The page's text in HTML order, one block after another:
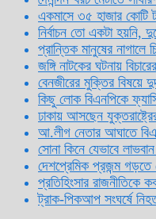
একমাসে ৩৫ হাজার কোটি
নির্বাচন তো একটা হয়নি,
প্রান্তিক মানুষের নাগালে
জঙ্গি নাটকের ঘটনায়
বেনজীরের মুক্তির বিষয়ে
কিছু লোক বিএনপিকে
ঢাকায় আসছেন
আ.লীগ নেতার আঘাতে
সোনা কিনে যেভাবে
দেশপ্রেমিক প্রজন্ম গড়তে
প্রতিহিংসার
ট্রাক-পিকআপ সংঘর্ষে